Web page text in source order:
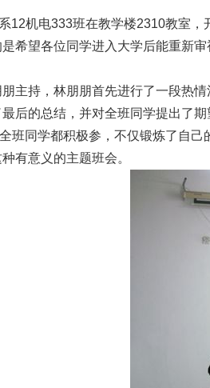
12机电333班在教学楼2310教室，
希望各位同学进入大学后能重新审
主持，林朋朋首先进行了一段热
后的总结，并对全班同学提出了
班同学都积极参，不仅锻炼了自
有意义的主题班会。